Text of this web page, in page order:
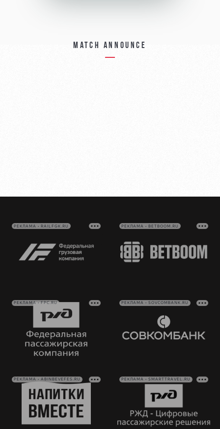
Match announce
РЕКЛАМА • RAILFGK.RU РЕКЛАМА • BETBOOM.RU
РЕКЛАМА • FPC.RU РЕКЛАМА • SOVCOMBANK.RU
РЕКЛАМА • ABINBEVEFES.RU РЕКЛАМА • SMARTTRAVEL.RU